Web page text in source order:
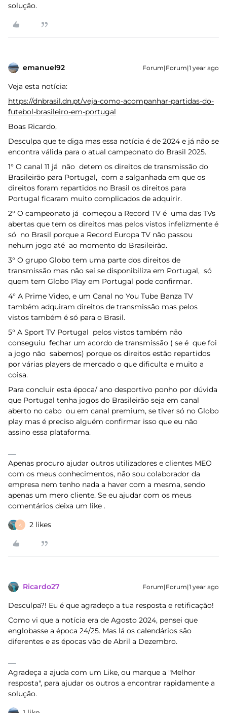
solução.
emanuel92 Forum|Forum|1 year ago
Veja esta notícia:
https://dnbrasil.dn.pt/veja-como-acompanhar-partidas-do-
futebol-brasileiro-em-portugal
Boas Ricardo,
Desculpa que te diga mas essa notícia é de 2024 e já não se
encontra válida para o atual campeonato do Brasil 2025.
1° O canal 11 já não detem os direitos de transmissão do
Brasileirão para Portugal, com a salganhada em que os
direitos foram repartidos no Brasil os direitos para
Portugal ficaram muito complicados de adquirir.
2° O campeonato já começou a Record TV é uma das TVs
abertas que tem os direitos mas pelos vistos infelizmente é
só no Brasil porque a Record Europa TV não passou
nehum jogo até ao momento do Brasileirão.
3° O grupo Globo tem uma parte dos direitos de
transmissão mas não sei se disponibiliza em Portugal, só
quem tem Globo Play em Portugal pode confirmar.
4° A Prime Video, e um Canal no You Tube Banza TV
também adquiram direitos de transmissão mas pelos
vistos também é só para o Brasil.
5° A Sport TV Portugal pelos vistos também não
conseguiu fechar um acordo de transmissão ( se é que foi
a jogo não sabemos) porque os direitos estão repartidos
por várias players de mercado o que dificulta e muito a
coisa.
Para concluir esta época/ ano desportivo ponho por dúvida
que Portugal tenha jogos do Brasileirão seja em canal
aberto no cabo ou em canal premium, se tiver só no Globo
play mas é preciso alguém confirmar isso que eu não
assino essa plataforma.
Apenas procuro ajudar outros utilizadores e clientes MEO
com os meus conhecimentos, não sou colaborador da
empresa nem tenho nada a haver com a mesma, sendo
apenas um mero cliente. Se eu ajudar com os meus
comentários deixa um like .
A 2 likes
Ricardo27 Forum|Forum|1 year ago
Desculpa?! Eu é que agradeço a tua resposta e retificação!
Como vi que a notícia era de Agosto 2024, pensei que
englobasse a época 24/25. Mas lá os calendários são
diferentes e as épocas vão de Abril a Dezembro.
Agradeça a ajuda com um Like, ou marque a "Melhor
resposta", para ajudar os outros a encontrar rapidamente a
solução.